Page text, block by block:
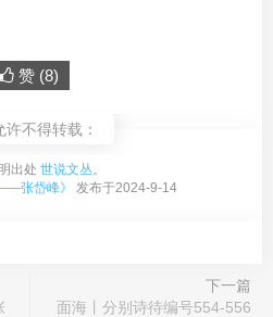
赞 (8)
许不得转载：
出处 世说文丛。
张岱峰》 发布于2024-9-14
下一篇
面海丨分别诗待编号554-556